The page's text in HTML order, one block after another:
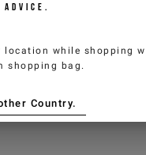
ADVICE.
location while shopping
shopping bag.
Country.